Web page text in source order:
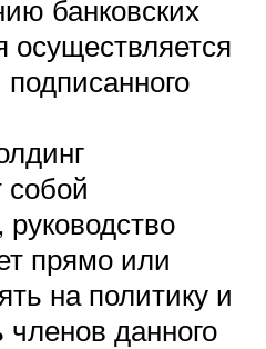
банковских
осуществляется
собой
прямо или
на политику и
членов данного